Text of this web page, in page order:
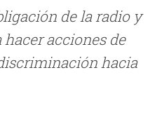
de la radio y
acciones de
hacia